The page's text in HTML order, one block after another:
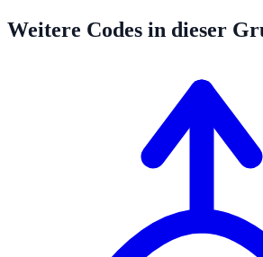
Weitere Codes in dieser